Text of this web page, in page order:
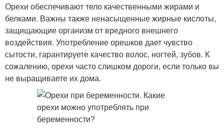
Орехи обеспечивают тело качественными жирами и
белками. Важны также ненасыщенные жирные кислоты,
защищающие организм от вредного внешнего
воздействия. Употребление орешков дает чувство
сытости, гарантируете качество волос, ногтей, зубов. К
сожалению, орехи часто слишком дороги, если только вы
не выращиваете их дома.